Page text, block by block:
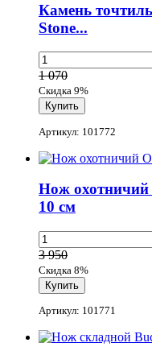
Камень
Stone...
1 070
Скидка 9%
Артикул: 101772
Нож
10 см
3 950
Скидка 8%
Артикул: 101771